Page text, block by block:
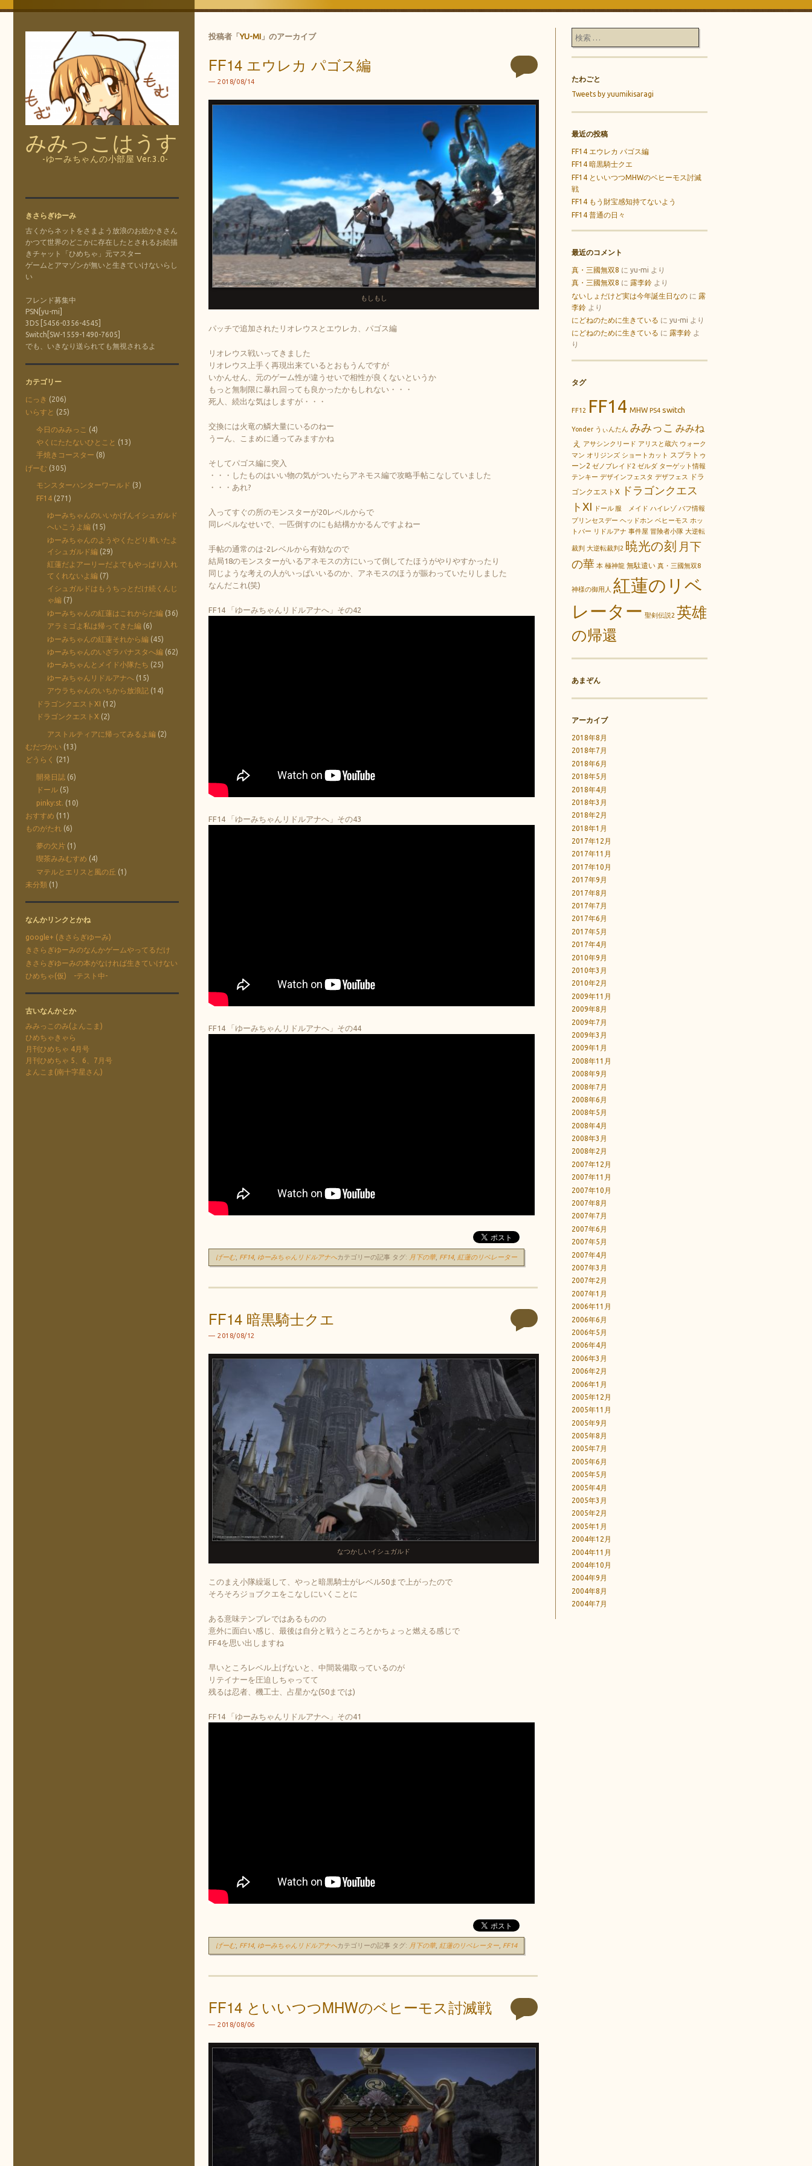
みみっこはうす
-ゆーみちゃんの小部屋 Ver.3.0-
きさらぎゆーみ
古くからネットをさまよう放浪のお絵かきさん
かつて世界のどこかに存在したとされるお絵描
きチャット「ひめちゃ」元マスター
ゲームとアマゾンが無いと生きていけないらし
い
フレンド募集中
PSN[yu-mi]
3DS [5456-0356-4545]
Switch[SW-1559-1490-7605]
でも、いきなり送られても無視されるよ
カテゴリー
にっき (206)
いらすと (25)
今日のみみっこ (4)
やくにたたないひとこと (13)
手焼きコースター (8)
げーむ (305)
モンスターハンターワールド (3)
FF14(271)
ゆーみちゃんのいいかげんイシュガルド
へいこうよ編(15)
ゆーみちゃんのようやくたどり着いたよ
イシュガルド編(29)
紅蓮だよアーリーだよでもやっぱり入れ
てくれないよ編(7)
イシュガルドはもうちっとだけ続くんじ
ゃ編(7)
ゆーみちゃんの紅蓮はこれからだ編(36)
アラミゴよ私は帰ってきた編(6)
ゆーみちゃんの紅蓮それから編(45)
ゆーみちゃんのいざラバナスタへ編(62)
ゆーみちゃんとメイド小隊たち (25)
ゆーみちゃんリドルアナへ(15)
アウラちゃんのいちから放浪記(14)
ドラゴンクエストXI (12)
ドラゴンクエストX (2)
アストルティアに帰ってみるよ編(2)
むだづかい (13)
どうらく
(21)
開発日誌(6)
ドール(5)
pinky:st. (10)
おすすめ (11)
ものがたれ(6)
夢の欠片(1)
喫茶みみむすめ (4)
マテルとエリスと風の丘 (1)
未分類(1)
なんかリンクとかね
google+ (きさらぎゆーみ)
きさらぎゆーみのなんかゲームやってるだけ
きさらぎゆーみの本がなければ生きていけない
ひめちゃ(仮) -テスト中-
古いなんかとか
みみっこのみ(よんこま)
ひめちゃきゃら
月刊ひめちゃ 4月号
月刊ひめちゃ 5、6、7月号
よんこま(南十字星さん)
投稿者「YU-MI 」のアーカイブ
FF14 エウレカ パゴス編
2018/08/14
もしもし
パッチで追加されたリオレウスとエウレカ、パゴス編
リオレウス戦いってきました
リオレウス上手く再現出来ているとおもうんですが
いかんせん、元のゲーム性が違うせいで相性が良くないというか
もっと無制限に暴れ回っても良かったかもしれない・・・
死人、続出な気はしますが・・・
交換には火竜の鱗大量にいるのねー
うーん、こまめに通ってみますかね
そしてパゴス編に突入
・・・したものはいい物の気がついたらアネモス編で攻略手帖こなしていました
・・・あれ?
入ってすぐの所のモンスターが20レベルからで
同レベルなせいで、一匹倒すのにも結構かかるんですよねー
手帖の通常のは-2レベルから有効なので
結局18のモンスターがいるアネモスの方にいって倒してたほうがやりやすかったり
同じような考えの人がいっぱいいるのか、アネモスのほうが賑わっていたりしました
なんだこれ(笑)
FF14 「ゆーみちゃんリドルアナへ」その42
FF14 「ゆーみちゃんリドルアナへ」その43
FF14 「ゆーみちゃんリドルアナへ」その44
げーむ, FF14, ゆーみちゃんリドルアナへカテゴリーの記事 タグ: 月下の華, FF14, 紅蓮のリベレーター
FF14 暗黒騎士クエ
2018/08/12
なつかしいイシュガルド
このまえ小隊繰返して、やっと暗黒騎士がレベル50まで上がったので
そろそろジョブクエをこなしにいくことに
ある意味テンプレではあるものの
意外に面白い感じ、最後は自分と戦うところとかちょっと燃える感じで
FF4を思い出しますね
早いところレベル上げないと、中間装備取っているのが
リテイナーを圧迫しちゃってて
残るは忍者、機工士、占星かな(50までは)
FF14 「ゆーみちゃんリドルアナへ」その41
げーむ, FF14, ゆーみちゃんリドルアナへカテゴリーの記事 タグ: 月下の華,紅蓮のリベレーター, FF14
FF14 といいつつMHWのベヒーモス討滅戦
2018/08/06
検索
たわごと
Tweets by yuumikisaragi
最近の投稿
FF14 エウレカ パゴス編
FF14 暗黒騎士クエ
FF14 といいつつMHWのベヒーモス討滅
戦
FF14 もう財宝感知持てないよう
FF14 普通の日々
最近のコメント
真・三國無双8 にyu-mi より
真・三國無双8 に 露李鈴 より
ないしょだけど実は今年誕生日なの に 露
李鈴 より
にどねのために生きている にyu-mi より
にどねのために生きている に 露李鈴 よ
り
タグ
FF12 FF14 MHW PS4 switch
Yonder うぃんたん みみっこ みみね
ぇ
アサシンクリード アリスと蔵六 ウォーク
マン オリジンズ ショートカット スプラトゥ
ーン2 ゼノブレイド2 ゼルダ ターゲット情報
テンキー デザインフェスタ デザフェス
ドラ
ゴンクエストX
ドラゴンクエス
トXI
ドール 服 メイド ハイレゾ バフ情報
プリンセスデー ヘッドホン ベヒーモス ホッ
トバー リドルアナ 事件屋 冒険者小隊 大逆転
裁判 大逆転裁判2 暁光の刻 月下
の華 本 極神龍 無駄遣い 真・三國無双8
神様の御用人 紅蓮のリベ
レーター 聖剣伝説2 英雄
の帰還
あまぞん
アーカイブ
2018年8月
2018年7月
2018年6月
2018年5月
2018年4月
2018年3月
2018年2月
2018年1月
2017年12月
2017年11月
2017年10月
2017年9月
2017年8月
2017年7月
2017年6月
2017年5月
2017年4月
2010年9月
2010年3月
2010年2月
2009年11月
2009年8月
2009年7月
2009年3月
2009年1月
2008年11月
2008年9月
2008年7月
2008年6月
2008年5月
2008年4月
2008年3月
2008年2月
2007年12月
2007年11月
2007年10月
2007年8月
2007年7月
2007年6月
2007年5月
2007年4月
2007年3月
2007年2月
2007年1月
2006年11月
2006年6月
2006年5月
2006年4月
2006年3月
2006年2月
2006年1月
2005年12月
2005年11月
2005年9月
2005年8月
2005年7月
2005年6月
2005年5月
2005年4月
2005年3月
2005年2月
2005年1月
2004年12月
2004年11月
2004年10月
2004年9月
2004年8月
2004年7月